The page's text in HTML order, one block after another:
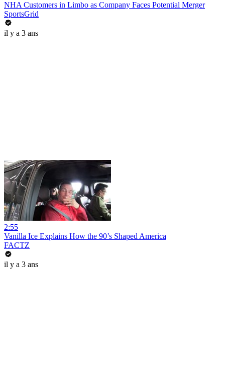
NHA Customers in Limbo as Company Faces Potential Merger
SportsGrid
il y a 3 ans
2:55
Vanilla Ice Explains How the 90’s Shaped America
FACTZ
il y a 3 ans